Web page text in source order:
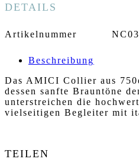
DETAILS
Artikelnummer
Beschreibung
Das AMICI Collier aus
dessen sanfte Brauntöne
unterstreichen die
vielseitigen Begleiter mit
TEILEN